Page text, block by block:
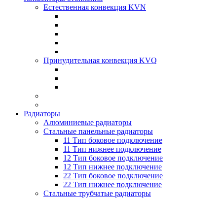
Естественная конвекция KVN
Принудительная конвекция KVQ
Радиаторы
Алюминиевые радиаторы
Стальные панельные радиаторы
11 Тип боковое подключение
11 Тип нижнее подключение
12 Тип боковое подключение
12 Тип нижнее подключение
22 Тип боковое подключение
22 Тип нижнее подключение
Стальные трубчатые радиаторы